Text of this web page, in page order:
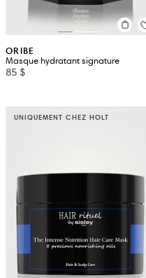
ORIBE
Masque hydratant signature
85 $
UNIQUEMENT CHEZ HOLT